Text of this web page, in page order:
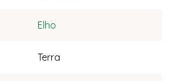
Elho
Terra